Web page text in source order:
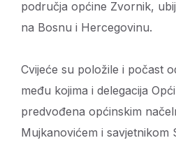
područja općine Zvornik,
na Bosnu i Hercegovinu.
Cvijeće su položile i počast
među kojima i delegacija
predvođena općinskim
Mujkanovićem i savjetnikom